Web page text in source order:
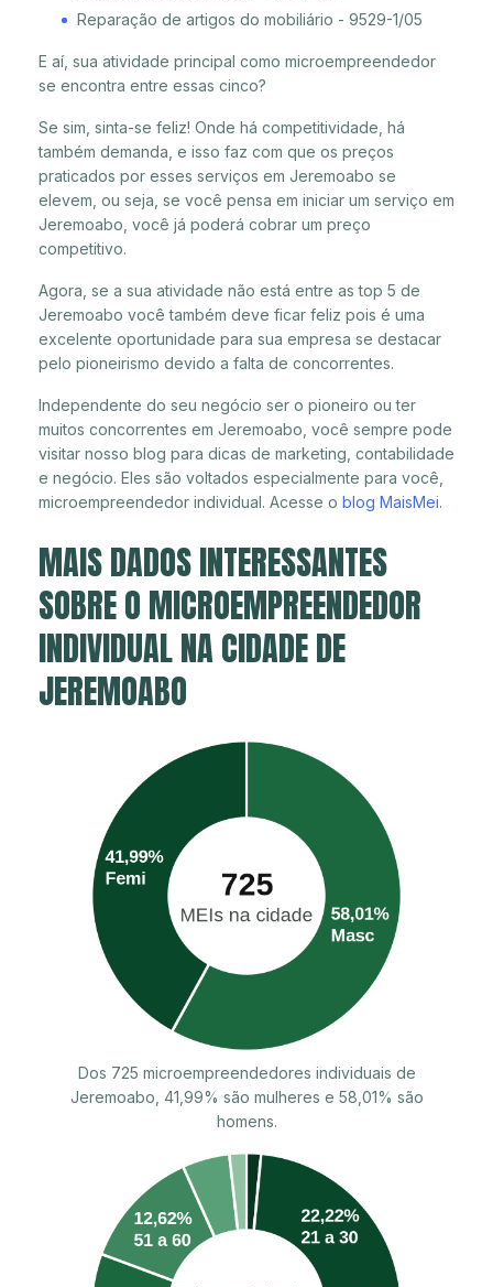
Reparação de artigos do mobiliário - 9529-1/05
E aí, sua atividade principal como microempreendedor
se encontra entre essas cinco?
Se sim, sinta-se feliz! Onde há competitividade, há
também demanda, e isso faz com que os preços
praticados por esses serviços em Jeremoabo se
elevem, ou seja, se você pensa em iniciar um serviço em
Jeremoabo, você já poderá cobrar um preço
competitivo.
Agora, se a sua atividade não está entre as top 5 de
Jeremoabo você também deve ficar feliz pois é uma
excelente oportunidade para sua empresa se destacar
pelo pioneirismo devido a falta de concorrentes.
Independente do seu negócio ser o pioneiro ou ter
muitos concorrentes em Jeremoabo, você sempre pode
visitar nosso blog para dicas de marketing, contabilidade
e negócio. Eles são voltados especialmente para você,
microempreendedor individual. Acesse o blog MaisMei.
MAIS DADOS INTERESSANTES
SOBRE O MICROEMPREENDEDOR
INDIVIDUAL NA CIDADE DE
JEREMOABO
Dos 725 microempreendedores individuais de
Jeremoabo, 41,99% são mulheres e 58,01% são
homens.